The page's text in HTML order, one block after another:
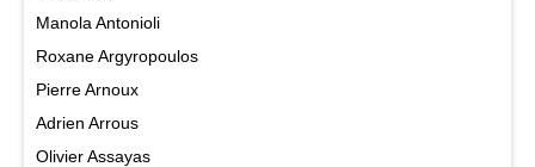
Manola Antonioli
Roxane Argyropoulos
Pierre Arnoux
Adrien Arrous
Olivier Assayas